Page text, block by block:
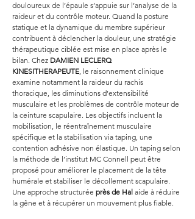
douloureux de l’épaule s’appuie sur l’analyse de la
raideur et du contrôle moteur. Quand la posture
statique et la dynamique du membre supérieur
contribuent à déclencher la douleur, une stratégie
thérapeutique ciblée est mise en place après le
bilan. Chez DAMIEN LECLERQ
KINESITHERAPEUTE, le raisonnement clinique
examine notamment la raideur du rachis
thoracique, les diminutions d’extensibilité
musculaire et les problèmes de contrôle moteur de
la ceinture scapulaire. Les objectifs incluent la
mobilisation, le réentraînement musculaire
spécifique et la stabilisation via taping, une
contention adhésive non élastique. Un taping selon
la méthode de l’institut MC Connell peut être
proposé pour améliorer le placement de la tête
humérale et stabiliser le décollement scapulaire.
Une approche structurée près de Hal aide à réduire
la gêne et à récupérer un mouvement plus fiable.